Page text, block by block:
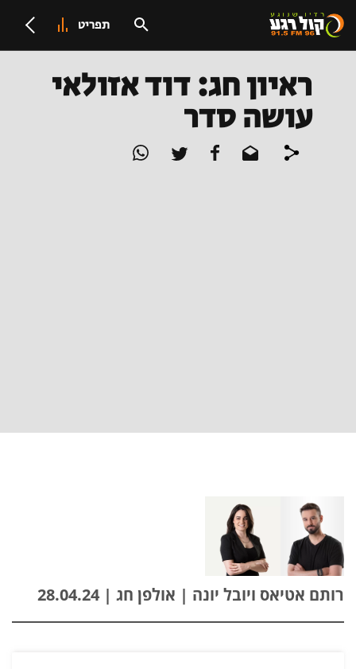
תפריט
ראיון חג: דוד אזולאי
עושה סדר
רותם אטיאס ויובל יונה | אולפן חג | 28.04.24